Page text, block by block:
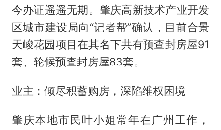
今办证遥遥无期。肇庆高新技术产业开发
区城市建设局向“记者帮”确认，目前合景
天峻花园项目在其名下共有预查封房屋91
套、轮候预查封房屋83套。
业主：倾尽积蓄购房，深陷维权困境
肇庆本地市民叶小姐常年在广州工作，